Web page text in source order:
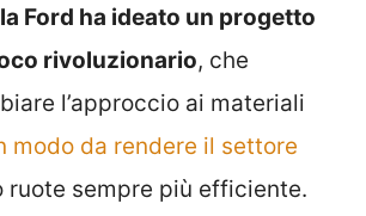
la Ford ha ideato un progetto
rivoluzionario, che
l’approccio ai materiali
modo da rendere il settore
ruote sempre più efficiente.